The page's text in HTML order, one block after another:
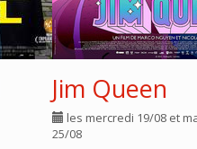
Jim Queen
les mercredi 19/08 et
25/08